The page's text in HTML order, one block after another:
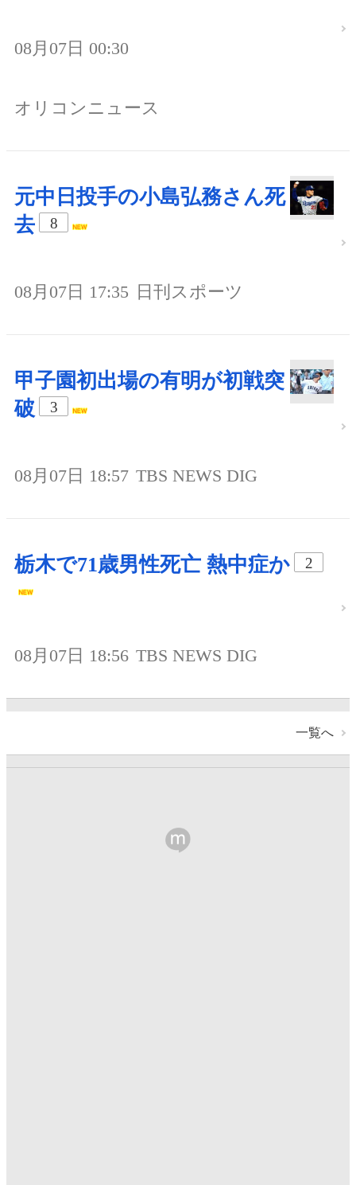
08月07日 00:30
オリコンニュース
元中日投手の小島弘務さん死
去
8
08月07日 17:35 日刊スポーツ
甲子園初出場の有明が初戦突
破
3
08月07日 18:57 TBS NEWS DIG
栃木で71歳男性死亡 熱中症か 2
08月07日 18:56 TBS NEWS DIG
一覧へ